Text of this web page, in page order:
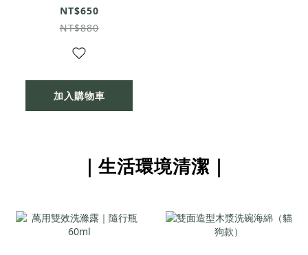
NT$650
NT$880
加入購物車
｜生活環境清潔｜